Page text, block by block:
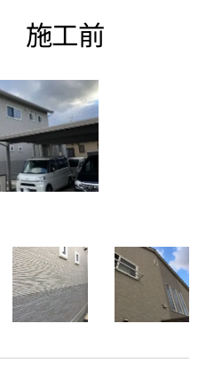
施工前